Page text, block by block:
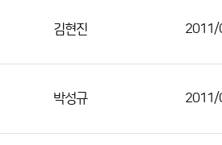
김현진 2011/
박성규 2011/